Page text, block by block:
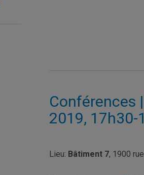
Conférences
2019, 17h30-
Lieu: Bâtiment 7, 1900